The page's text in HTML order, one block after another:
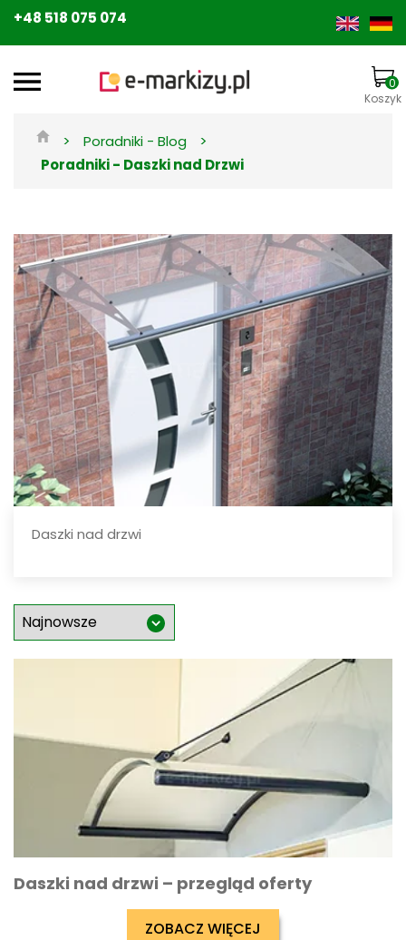
+48 518 075 074
0
Koszyk
> Poradniki - Blog >
Poradniki - Daszki nad Drzwi
Daszki nad drzwi
Daszki nad drzwi – przegląd oferty
ZOBACZ WIĘCEJ